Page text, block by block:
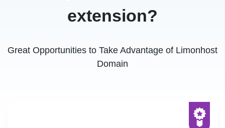
extension?
Great Opportunities to Take Advantage of Limonhost
Domain